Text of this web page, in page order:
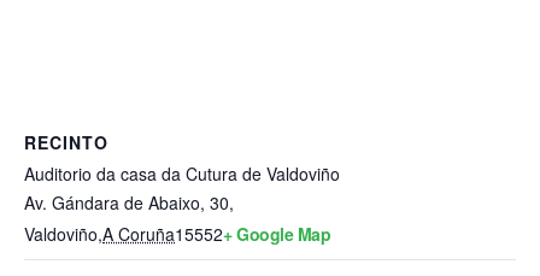
RECINTO
Auditorio da casa da Cutura de Valdoviño
Av. Gándara de Abaixo, 30,
Valdoviño,A Coruña15552+ Google Map